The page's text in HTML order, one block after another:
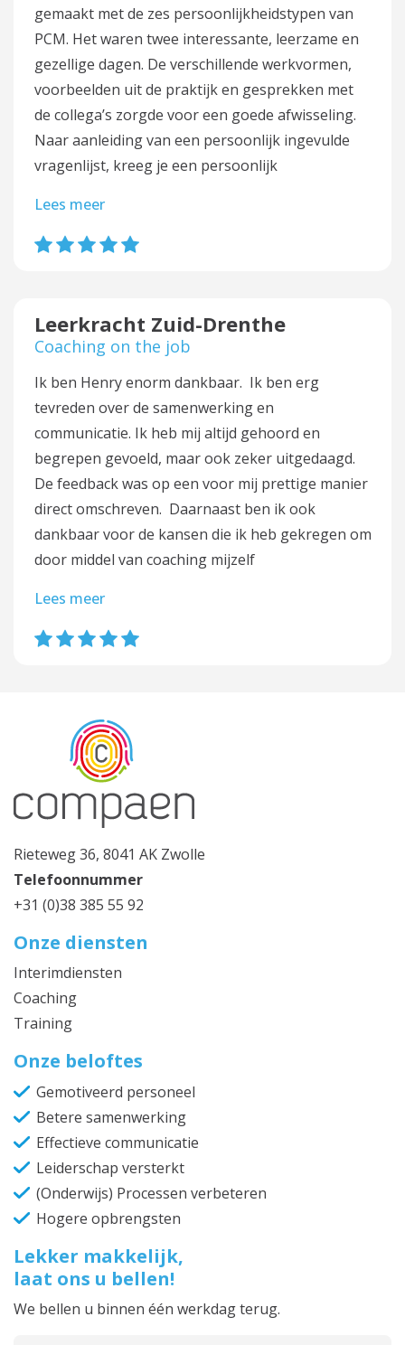
gemaakt met de zes persoonlijkheidstypen van
PCM. Het waren twee interessante, leerzame en
gezellige dagen. De verschillende werkvormen,
voorbeelden uit de praktijk en gesprekken met
de collega’s zorgde voor een goede afwisseling.
Naar aanleiding van een persoonlijk ingevulde
vragenlijst, kreeg je een persoonlijk
Lees meer
Leerkracht Zuid-Drenthe
Coaching on the job
Ik ben Henry enorm dankbaar. Ik ben erg
tevreden over de samenwerking en
communicatie. Ik heb mij altijd gehoord en
begrepen gevoeld, maar ook zeker uitgedaagd.
De feedback was op een voor mij prettige manier
direct omschreven. Daarnaast ben ik ook
dankbaar voor de kansen die ik heb gekregen om
door middel van coaching mijzelf
Lees meer
Rieteweg 36, 8041 AK Zwolle
Telefoonnummer
+31 (0)38 385 55 92
Onze diensten
Interimdiensten
Coaching
Training
Onze beloftes
Gemotiveerd personeel
Betere samenwerking
Effectieve communicatie
Leiderschap versterkt
(Onderwijs) Processen verbeteren
Hogere opbrengsten
Lekker makkelijk,
laat ons u bellen!
We bellen u binnen één werkdag terug.